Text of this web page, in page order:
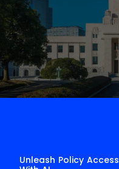
Unleash Policy Access